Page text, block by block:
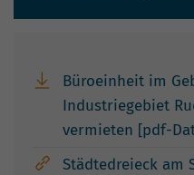
Büroeinheit im
Industriegebiet
vermieten [pdf-
Städtedreieck am